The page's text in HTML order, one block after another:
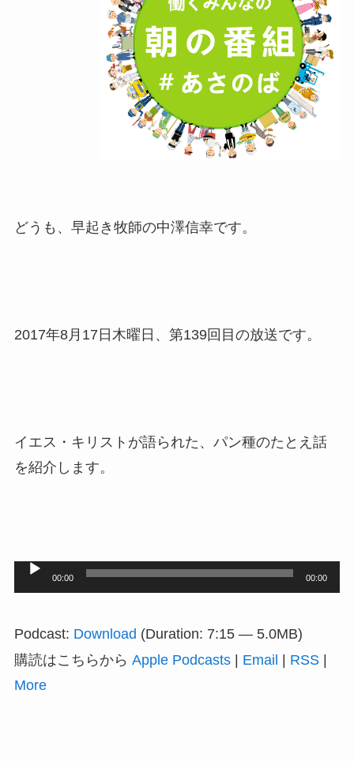
どうも、早起き牧師の中澤信幸です。
2017年8月17日木曜日、第139回目の放送です。
イエス・キリストが語られた、パン種のたとえ話
を紹介します。
レ
00:00 00:00
Podcast: Download (Duration: 7:15 — 5.0MB)
購読はこちらから Apple Podcasts| Email | RSS|
More